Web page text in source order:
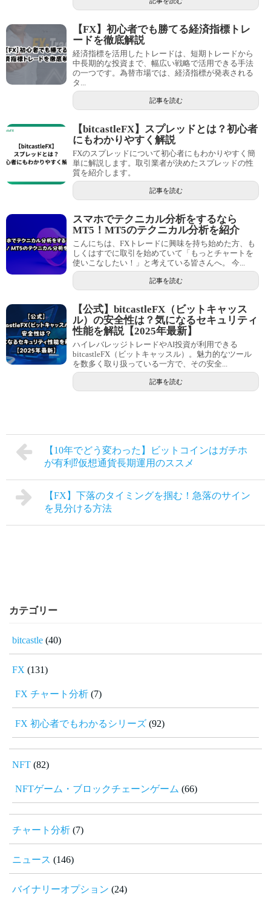
【FX】初心者でも勝てる経済指標トレ
ードを徹底解説
経済指標を活用したトレードは、短期トレードから
中長期的な投資まで、幅広い戦略で活用できる手法
の一つです。為替市場では、経済指標が発表される
タ...
記事を読む
【bitcastleFX】スプレッドとは？初心者
にもわかりやすく解説
FXのスプレッドについて初心者にもわかりやすく簡
単に解説します。取引業者が決めたスプレッドの性
質を紹介します。
記事を読む
スマホでテクニカル分析をするなら
MT5！MT5のテクニカル分析を紹介
こんにちは、FXトレードに興味を持ち始めた方、も
しくはすでに取引を始めていて「もっとチャートを
使いこなしたい！」と考えている皆さんへ。 今...
記事を読む
【公式】bitcastleFX（ビットキャッス
ル）の安全性は？気になるセキュリティ
性能を解説【2025年最新】
ハイレバレッジトレードやAI投資が利用できる
bitcastleFX（ビットキャッスル）。魅力的なツール
を数多く取り扱っている一方で、その安全...
記事を読む
【10年でどう変わった】ビットコインはガチホ
が有利⁉仮想通貨長期運用のススメ
【FX】下落のタイミングを掴む！急落のサイン
を見分ける方法
カテゴリー
bitcastle (40)
FX (131)
FX チャート分析 (7)
FX 初心者でもわかるシリーズ (92)
NFT (82)
NFTゲーム・ブロックチェーンゲーム (66)
チャート分析 (7)
ニュース (146)
バイナリーオプション (24)